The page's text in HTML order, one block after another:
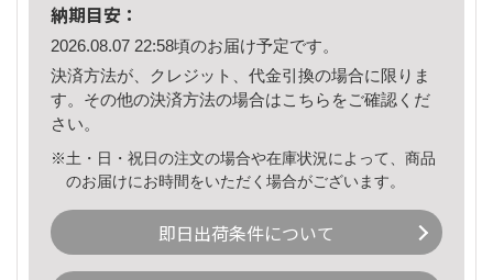
納期目安：
2026.08.07 22:58頃のお届け予定です。
決済方法が、クレジット、代金引換の場合に限りま
す。その他の決済方法の場合はこちら をご確認くだ
さい。
※土・日・祝日の注文の場合や在庫状況によって、商品
のお届けにお時間をいただく場合がございます。
即日出荷条件について